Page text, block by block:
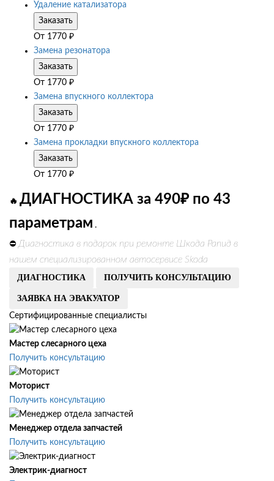
Удаление катализатора
Заказать
От 1770 ₽
Замена резонатора
Заказать
От 1770 ₽
Замена впускного коллектора
Заказать
От 1770 ₽
Замена прокладки впускного коллектора
Заказать
От 1770 ₽
🔥 ДИАГНОСТИКА за 490₽ по 43
параметрам .
⛔ Диагностика в подарок при ремонте Шкода Рапид в
нашем специализированном автосервисе Skoda
ДИАГНОСТИКА ПОЛУЧИТЬ КОНСУЛЬТАЦИЮ
ЗАЯВКА НА ЭВАКУАТОР
Сертифицированные специалисты
Мастер слесарного цеха
Получить консультацию
Моторист
Получить консультацию
Менеджер отдела запчастей
Получить консультацию
Электрик-диагност